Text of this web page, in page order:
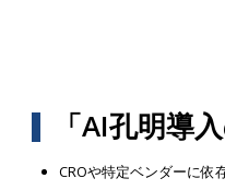
「AI孔明導
CROや特定ベンダーに依